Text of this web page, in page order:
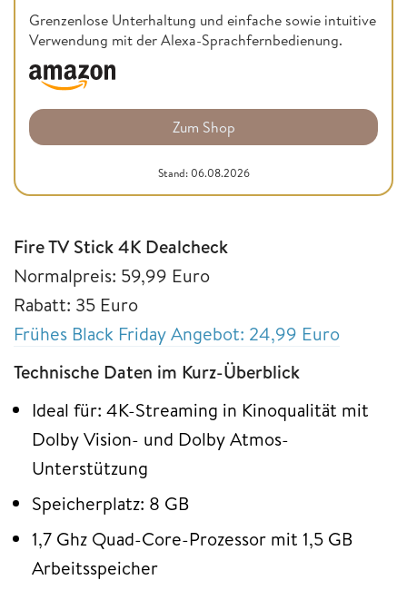
Grenzenlose Unterhaltung und einfache sowie intuitive
Verwendung mit der Alexa-Sprachfernbedienung.
Zum Shop
Stand: 06.08.2026
Fire TV Stick 4K Dealcheck
Normalpreis: 59,99 Euro
Rabatt: 35 Euro
Frühes Black Friday Angebot: 24,99 Euro
Technische Daten im Kurz-Überblick
Ideal für: 4K-Streaming in Kinoqualität mit
Dolby Vision- und Dolby Atmos-
Unterstützung
Speicherplatz: 8 GB
1,7 Ghz Quad-Core-Prozessor mit 1,5 GB
Arbeitsspeicher